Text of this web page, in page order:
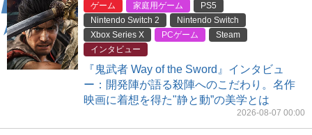
ゲーム 家庭用ゲーム
PS5
Nintendo Switch 2
Nintendo Switch
Xbox Series X
PCゲーム
Steam
インタビュー
『鬼武者 Way of the Sword』インタビュ
ー：開発陣が語る殺陣へのこだわり。名作
映画に着想を得た"静と動”の美学とは
2026-08-07 00:00